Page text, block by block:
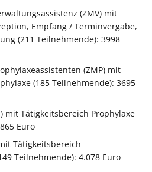
(ZMV) mit
Empfang / Terminvergabe,
(211 Teilnehmende): 3998
(ZMP) mit
(185 Teilnehmende): 3695
mit Tätigkeitsbereich Prophylaxe
Euro
Tätigkeitsbereich
Teilnehmende): 4.078 Euro